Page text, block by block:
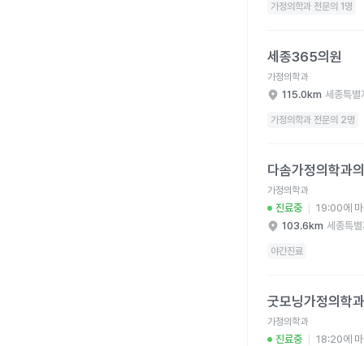
가정의학과 전문의 1명
세종365의원
가정의학과
115.0km 세종특별
가정의학과 전문의 2명
다솜가정의학과
가정의학과
진료중
19:00에
103.6km 세종특
야간진료
굿모닝가정의학
가정의학과
진료중
18:20에